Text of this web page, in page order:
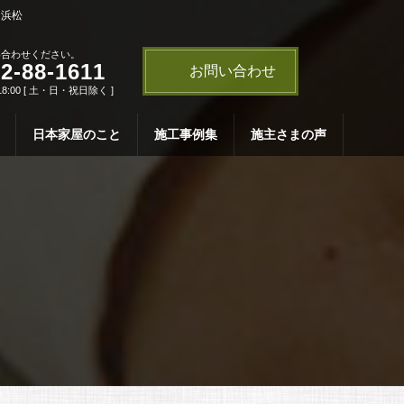
松
わせください。
88-1611
[ 土・日・祝日除く ]
お問い合わせ
日本家屋のこと 施工事例集 施主さまの声